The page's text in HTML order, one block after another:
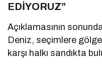
EDİYORUZ”
Açıklamasının
Deniz, seçimlere
karşı halkı sandıkta